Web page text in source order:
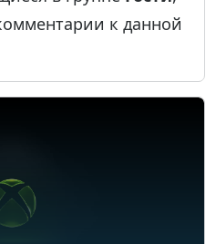
к данной